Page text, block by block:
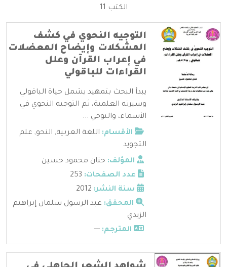
الكتب 11
التوجيه النحوي في كشف
المشكلات وإيضاح المعضلات
في إعراب القرآن وعلل
القراءات للباقولي
يبدأ البحث بتمهيد يشمل حياة الباقولي
وسيرته العلمية، ثم التوجيه النحوي في
الأسماء، والتوجي ...
الأقسام: اللغة العربية, النحو, علم
التجويد
المؤلف: حنان محمود حسين
عدد الصفحات:
سنة النشر:
المحقق: عبد الرسول سلمان إبراهيم
الزيدي
المترجم: ---